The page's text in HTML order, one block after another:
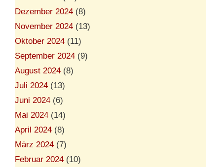
Dezember 2024 (8)
November 2024 (13)
Oktober 2024 (11)
September 2024 (9)
August 2024 (8)
Juli 2024 (13)
Juni 2024 (6)
Mai 2024 (14)
April 2024 (8)
März 2024 (7)
Februar 2024 (10)